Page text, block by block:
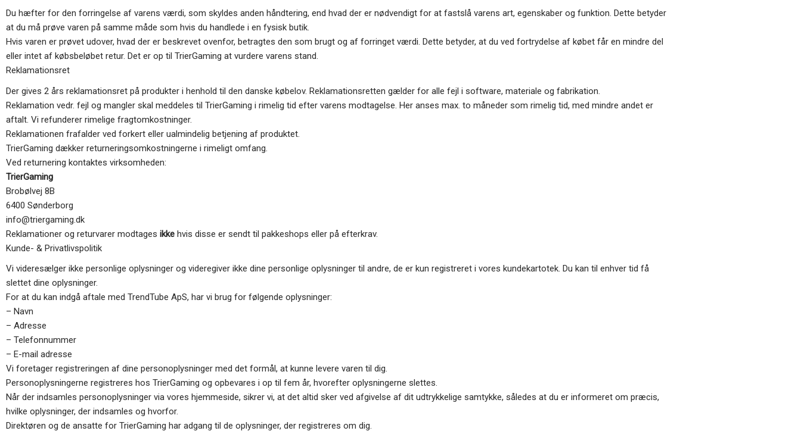
Du hæfter for den forringelse af varens værdi, som skyldes anden håndtering, end hvad der er nødvendigt for at fastslå varens art, egenskaber og funktion. Dette betyder
at du må prøve varen på samme måde som hvis du handlede i en fysisk butik.
Hvis varen er prøvet udover, hvad der er beskrevet ovenfor, betragtes den som brugt og af forringet værdi. Dette betyder, at du ved fortrydelse af købet får en mindre del
eller intet af købsbeløbet retur. Det er op til TrierGaming at vurdere varens stand.
Reklamationsret
Der gives 2 års reklamationsret på produkter i henhold til den danske købelov. Reklamationsretten gælder for alle fejl i software, materiale og fabrikation.
Reklamation vedr. fejl og mangler skal meddeles til TrierGaming i rimelig tid efter varens modtagelse. Her anses max. to måneder som rimelig tid, med mindre andet er
aftalt. Vi refunderer rimelige fragtomkostninger.
Reklamationen frafalder ved forkert eller ualmindelig betjening af produktet.
TrierGaming dækker returneringsomkostningerne i rimeligt omfang.
Ved returnering kontaktes virksomheden:
TrierGaming
Brobølvej 8B
6400 Sønderborg
info@triergaming.dk
Reklamationer og returvarer modtages ikke hvis disse er sendt til pakkeshops eller på efterkrav.
Kunde- & Privatlivspolitik
Vi videresælger ikke personlige oplysninger og videregiver ikke dine personlige oplysninger til andre, de er kun registreret i vores kundekartotek. Du kan til enhver tid få
slettet dine oplysninger.
For at du kan indgå aftale med TrendTube ApS, har vi brug for følgende oplysninger:
– Navn
– Adresse
– Telefonnummer
– E-mail adresse
Vi foretager registreringen af dine personoplysninger med det formål, at kunne levere varen til dig.
Personoplysningerne registreres hos TrierGaming og opbevares i op til fem år, hvorefter oplysningerne slettes.
Når der indsamles personoplysninger via vores hjemmeside, sikrer vi, at det altid sker ved afgivelse af dit udtrykkelige samtykke, således at du er informeret om præcis,
hvilke oplysninger, der indsamles og hvorfor.
Direktøren og de ansatte for TrierGaming har adgang til de oplysninger, der registreres om dig.